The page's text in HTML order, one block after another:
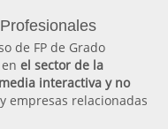
de FP de Grado
el sector de la
interactiva y no
empresas relacionadas